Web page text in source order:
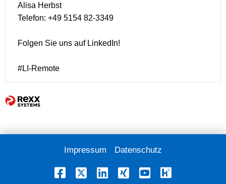
Alisa Herbst
Telefon: +49 5154 82-3349
Folgen Sie uns auf LinkedIn!
#LI-Remote
Impressum Datenschutz